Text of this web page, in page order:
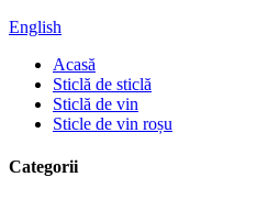
English
Acasă
Sticlă de sticlă
Sticlă de vin
Sticle de vin roșu
Categorii